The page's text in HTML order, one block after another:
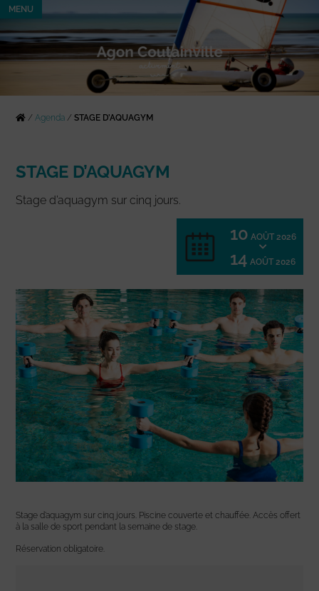
MENU
/Agenda /STAGE D’AQUAGYM
STAGE D’AQUAGYM
Stage d’aquagym sur cinq jours.
10 AOÛT 2026
14 AOÛT 2026
Stage d’aquagym sur cinq jours. Piscine couverte et chauffée. Accès offert
à la salle de sport pendant la semaine de stage.
Réservation obligatoire.